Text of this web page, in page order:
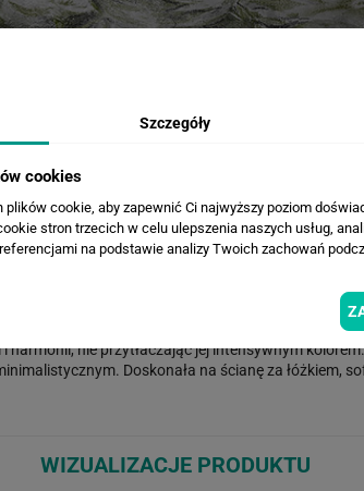
surowej fakturze przypominającej beton.
nie przytłaczając jej intensywnym
Doskonała na ścianę za łóżkiem,
WIZUALIZACJE PRODUKTU
Szczegóły
cookies
plików cookie, aby zapewnić Ci najwyższy poziom
stron trzecich w celu ulepszenia naszych usług,
na podstawie analizy Twoich zachowań